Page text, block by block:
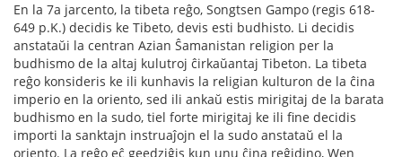
En la 7a jarcento, la tibeta reĝo, Songtsen Gampo (regis 618-
649 p.K.) decidis ke Tibeto, devis esti budhisto. Li decidis
anstataŭi la centran Azian Ŝamanistan religion per la
budhismo de la altaj kulutroj ĉirkaŭantaj Tibeton. La tibeta
reĝo konsideris ke ili kunhavis la religian kulturon de la ĉina
imperio en la oriento, sed ili ankaŭ estis mirigitaj de la barata
budhismo en la sudo, tiel forte mirigitaj ke ili fine decidis
importi la sanktajn instruaĵojn el la sudo anstataŭ el la
oriento. La reĝo eĉ geedziĝis kun unu ĉina reĝidino, Wen